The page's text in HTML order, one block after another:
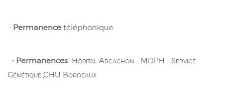
- Permanence téléphonique
- Permanences Hôpital Arcachon - MDPH - Service
Génétique CHU Bordeaux